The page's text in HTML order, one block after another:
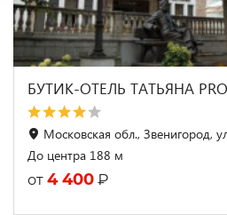
БУТИК-ОТЕЛЬ ТАТЬЯНА
Московская обл., Звенигород,
До центра 188 м
от 4 400 ₽